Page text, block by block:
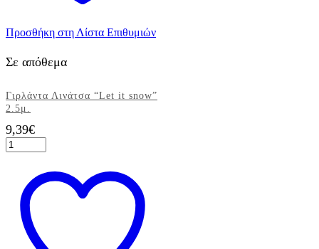
Προσθήκη στη Λίστα Επιθυμιών
Σε απόθεμα
Γιρλάντα Λινάτσα “Let it snow”
2.5μ.
9,39€
Γιρλάντα
Λινάτσα
snow"
2.5μ.
ποσότητα